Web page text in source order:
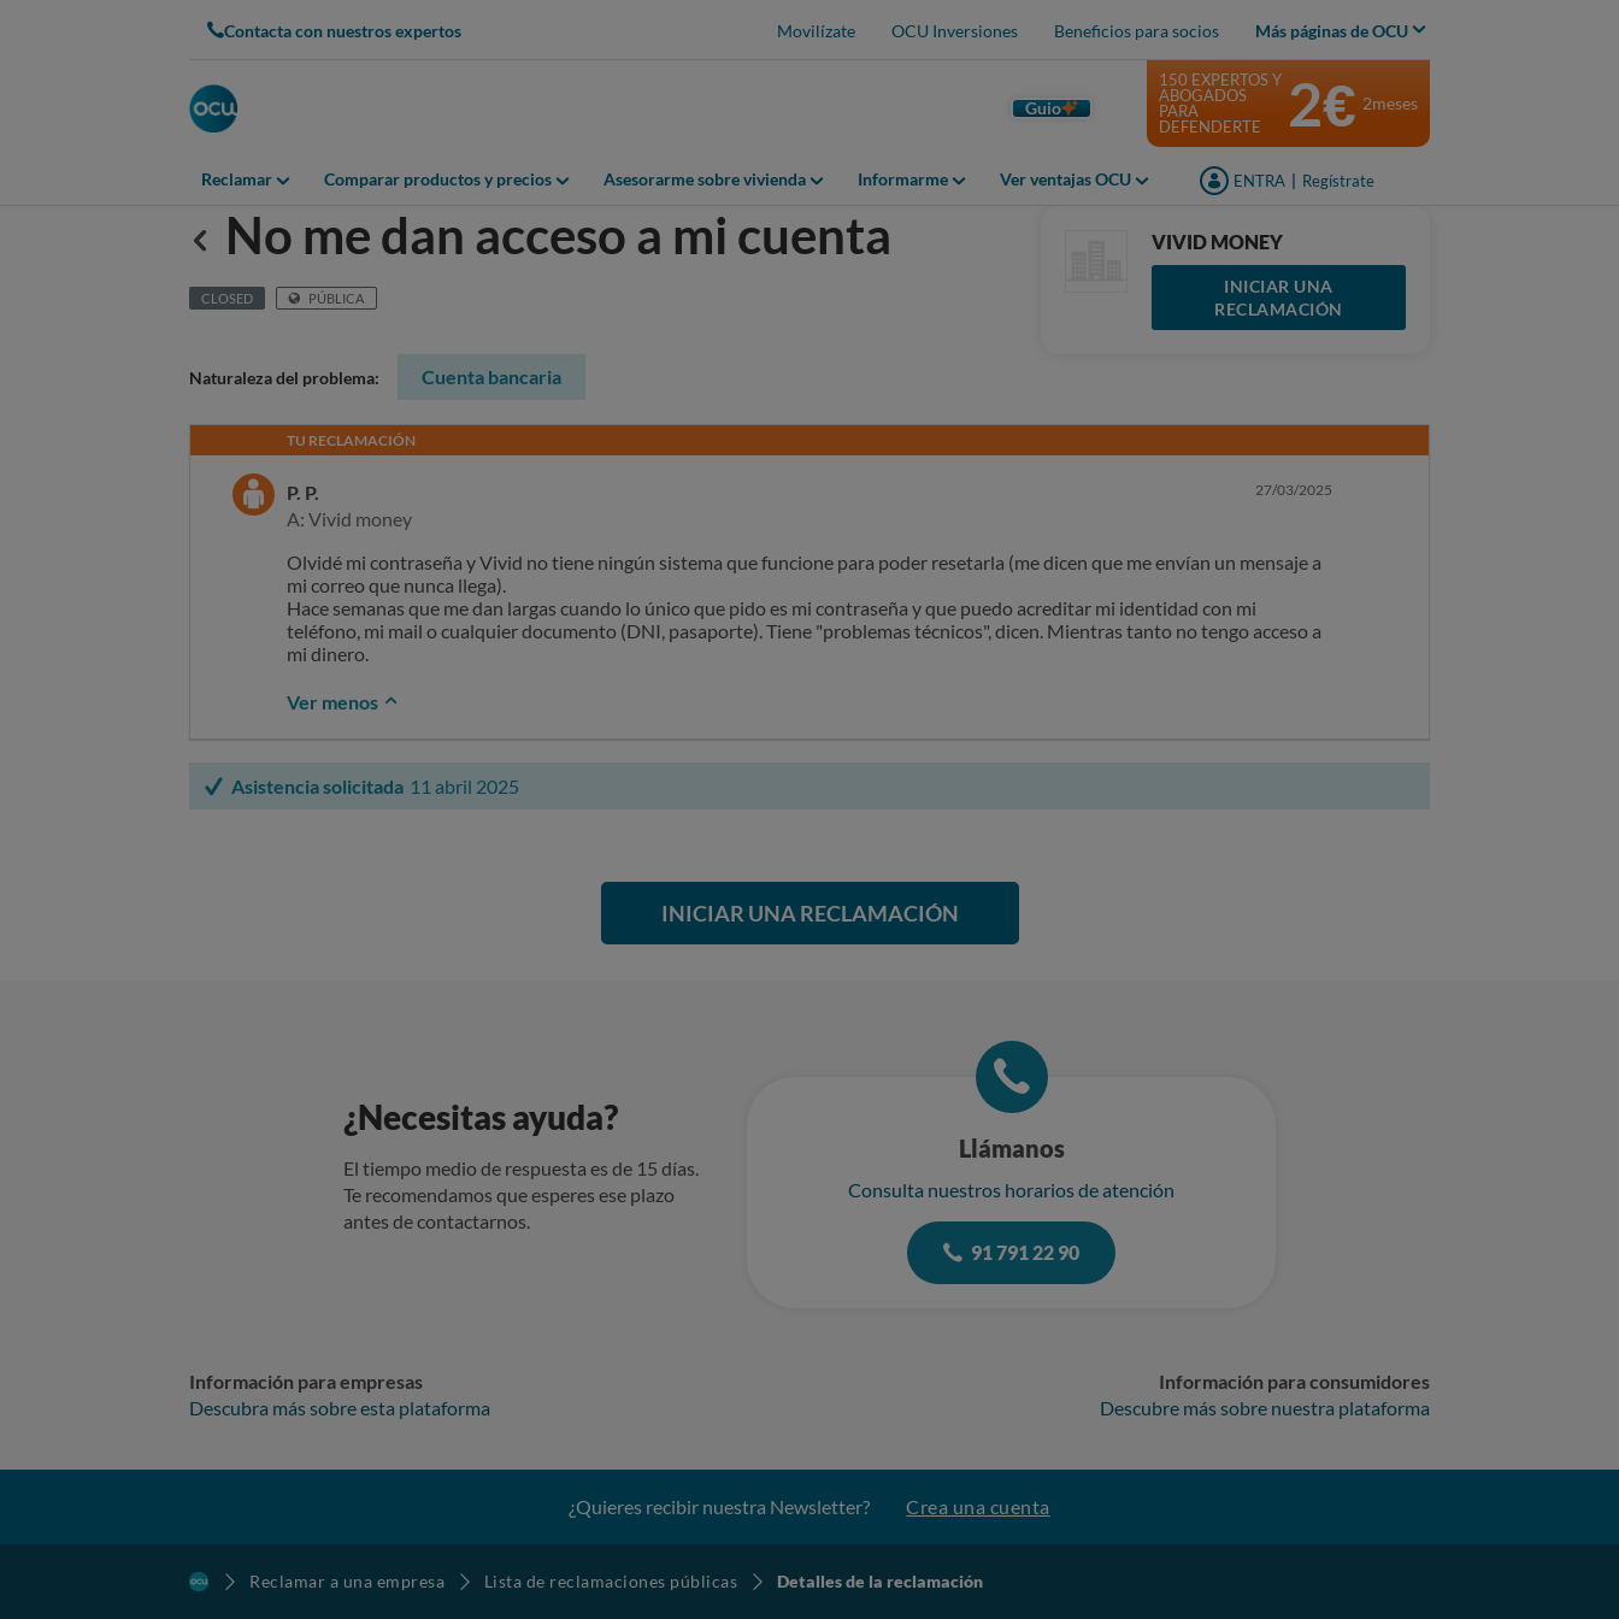
Contacta con nuestros expertos Movilízate OCU Inversiones Beneficios para socios Más páginas de OCU
Guio
Reclamar Comparar productos y precios Asesorarme sobre vivienda Informarme Ver ventajas OCU ENTRA Regístrate
150 EXPERTOS Y
ABOGADOS
PARA
DEFENDERTE
2€ 2meses
Anterior
No me dan acceso a mi cuenta
CLOSED PÚBLICA
VIVID MONEY
INICIAR UNA
RECLAMACIÓN
Naturaleza del problema: Cuenta bancaria
TU RECLAMACIÓN
P. P.
A: Vivid money
27/03/2025
Olvidé mi contraseña y Vivid no tiene ningún sistema que funcione para poder resetarla (me dicen que me envían un mensaje a
mi correo que nunca llega).
Hace semanas que me dan largas cuando lo único que pido es mi contraseña y que puedo acreditar mi identidad con mi
teléfono, mi mail o cualquier documento (DNI, pasaporte). Tiene "problemas técnicos", dicen. Mientras tanto no tengo acceso a
mi dinero.
Ver menos
Asistencia solicitada 11 abril 2025
INICIAR UNA RECLAMACIÓN
¿Necesitas ayuda?
El tiempo medio de respuesta es de 15 días.
Te recomendamos que esperes ese plazo
antes de contactarnos.
Llámanos
Consulta nuestros horarios de atención
91 791 22 90
Información para empresas
Descubra más sobre esta plataforma
Información para consumidores
Descubre más sobre nuestra plataforma
¿Quieres recibir nuestra Newsletter? Crea una cuenta
Reclamar a una empresa Lista de reclamaciones públicas Detalles de la reclamación